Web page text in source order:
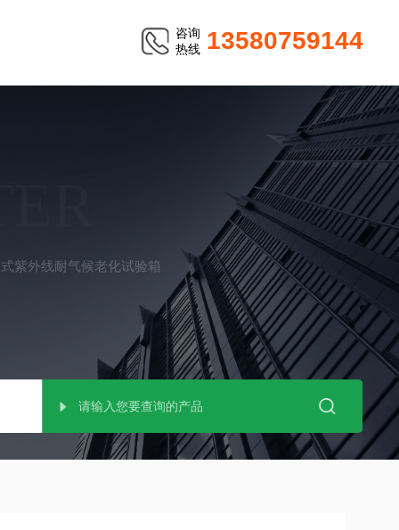
咨询
热线 13580759144
紫外线耐气候老化试验箱